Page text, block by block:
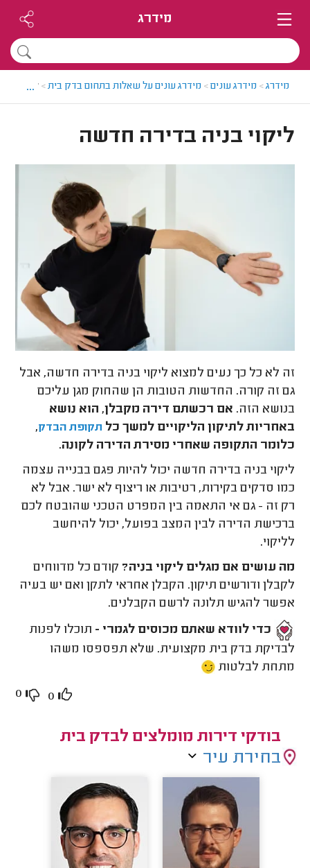
מידרג
מידרג> מידרג עונים> מידרג עונים על שאלות בתחום בדק בית> ליקוי
...
ליקוי בניה בדירה חדשה
זה לא כל כך נעים למצוא ליקוי בניה בדירה חדשה, אבל
גם זה קורה. החדשות הטובות הן שהחוק מגן עליכם
בנושא הזה. אם רכשתם דירה מקבלן, הוא נושא
באחריות לתיקון הליקויים למשך כל תקופת הבדק,
כלומר התקופה שאחרי מסירת הדירה לקונה.
ליקוי בניה בדירה חדשה יכול להיות פגם בבנייה עצמה
כמו סדקים בקירות, רטיבות או ריצוף לא ישר. אבל לא
רק זה - גם אי התאמה בין המפרט הטכני שהובטח לכם
ברכישת הדירה לבין המצב בפועל, יכול להיחשב
לליקוי.
מה עושים אם מגלים ליקוי בניה? קודם כל מדווחים
לקבלן ודורשים תיקון. הקבלן אחראי לתקן ואם יש בעיה
אפשר להגיש תלונה לרשם הקבלנים.
כדי לוודא שאתם מכוסים לגמרי - תוכלו לפנות
לבדיקת בדק בית מקצועית. שלא תפספסו משהו
מתחת לבלטות
0
0
בודקי דירות מומלצים לבדק בית
בחירת עיר